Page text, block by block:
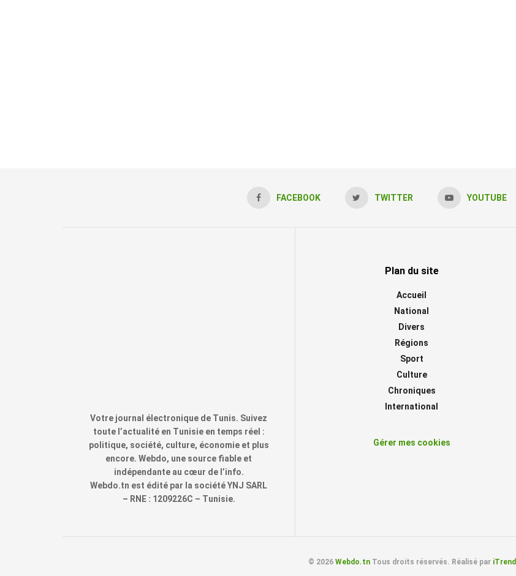
FACEBOOK TWITTER YOUTUBE
Votre journal électronique de Tunis. Suivez
toute l’actualité en Tunisie en temps réel :
politique, société, culture, économie et plus
encore. Webdo, une source fiable et
indépendante au cœur de l’info.
Webdo.tn est édité par la société YNJ SARL
– RNE : 1209226C – Tunisie.
Plan du site
Accueil
National
Divers
Régions
Sport
Culture
Chroniques
International
Gérer mes cookies
© 2026 Webdo.tnTous droits réservés. Réalisé par iTrend